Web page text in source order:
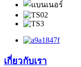
เกี่ยวกับเรา